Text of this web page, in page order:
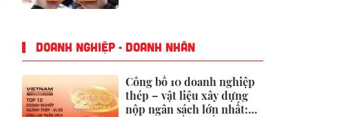
DOANH NGHIỆP - DOANH NHÂN
Công bố 10 doanh nghiệp
thép – vật liệu xây dựng
nộp ngân sách lớn nhất: